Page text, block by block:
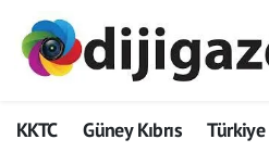
KKTC Güney Kıbrıs Türkiye
ADVERTORIAL
Dijigazete
Hava Durumu
Trafik Durumu